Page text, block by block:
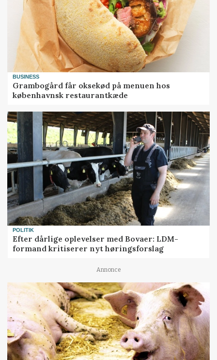
BUSINESS
Grambogård får oksekød på menuen hos
københavnsk restaurantkæde
POLITIK
Efter dårlige oplevelser med Bovaer: LDM-
formand kritiserer nyt høringsforslag
Annonce